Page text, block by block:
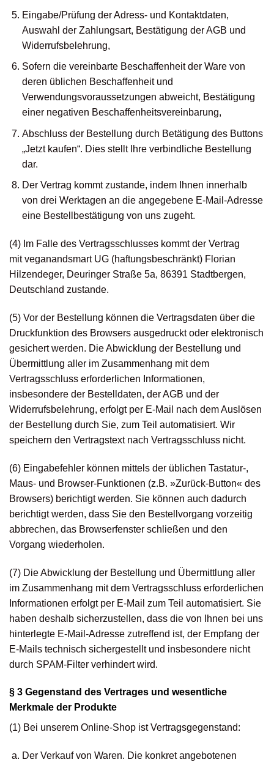
Eingabe/Prüfung der Adress- und Kontaktdaten,
Auswahl der Zahlungsart, Bestätigung der AGB und
Widerrufsbelehrung,
Sofern die vereinbarte Beschaffenheit der Ware von
deren üblichen Beschaffenheit und
Verwendungsvoraussetzungen abweicht, Bestätigung
einer negativen Beschaffenheitsvereinbarung,
Abschluss der Bestellung durch Betätigung des Buttons
„Jetzt kaufen“. Dies stellt Ihre verbindliche Bestellung
dar.
Der Vertrag kommt zustande, indem Ihnen innerhalb
von drei Werktagen an die angegebene E-Mail-Adresse
eine Bestellbestätigung von uns zugeht.
(4) Im Falle des Vertragsschlusses kommt der Vertrag
mit veganandsmart UG (haftungsbeschränkt) Florian
Hilzendeger, Deuringer Straße 5a, 86391 Stadtbergen,
Deutschland zustande.
(5) Vor der Bestellung können die Vertragsdaten über die
Druckfunktion des Browsers ausgedruckt oder elektronisch
gesichert werden. Die Abwicklung der Bestellung und
Übermittlung aller im Zusammenhang mit dem
Vertragsschluss erforderlichen Informationen,
insbesondere der Bestelldaten, der AGB und der
Widerrufsbelehrung, erfolgt per E-Mail nach dem Auslösen
der Bestellung durch Sie, zum Teil automatisiert. Wir
speichern den Vertragstext nach Vertragsschluss nicht.
(6) Eingabefehler können mittels der üblichen Tastatur-,
Maus- und Browser-Funktionen (z.B. »Zurück-Button« des
Browsers) berichtigt werden. Sie können auch dadurch
berichtigt werden, dass Sie den Bestellvorgang vorzeitig
abbrechen, das Browserfenster schließen und den
Vorgang wiederholen.
(7) Die Abwicklung der Bestellung und Übermittlung aller
im Zusammenhang mit dem Vertragsschluss erforderlichen
Informationen erfolgt per E-Mail zum Teil automatisiert. Sie
haben deshalb sicherzustellen, dass die von Ihnen bei uns
hinterlegte E-Mail-Adresse zutreffend ist, der Empfang der
E-Mails technisch sichergestellt und insbesondere nicht
durch SPAM-Filter verhindert wird.
§ 3 Gegenstand des Vertrages und wesentliche
Merkmale der Produkte
(1) Bei unserem Online-Shop ist Vertragsgegenstand:
Der Verkauf von Waren. Die konkret angebotenen